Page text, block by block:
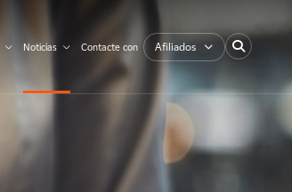
Noticias Contacte con Afiliados